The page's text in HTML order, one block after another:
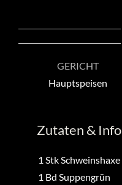
GERICHT
Hauptspeisen
Zutaten &
1 StkSchweinshaxe
1 Bd Suppengrün